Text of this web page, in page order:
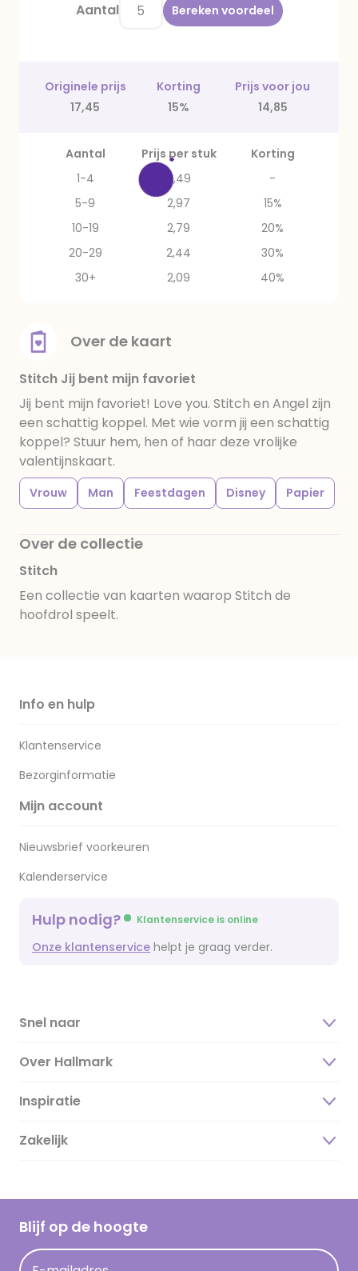
Aantal Bereken voordeel
Originele prijs Korting
Prijs voor jou
17,45
15% 14,85
Aantal Prijs per stuk
Korting
1-4
3,49
-
5-9
2,97
15%
10-19
2,79
20%
20-29
2,44
30%
30+
2,09 40%
Over de kaart
Stitch Jij bent mijn favoriet
Jij bent mijn favoriet! Love you. Stitch en Angel zijn
een schattig koppel. Met wie vorm jij een schattig
koppel? Stuur hem, hen of haar deze vrolijke
valentijnskaart.
Vrouw Man Feestdagen Disney Papier
Over de collectie
Stitch
Een collectie van kaarten waarop Stitch de
hoofdrol speelt.
Info en hulp
Klantenservice
Bezorginformatie
Mijn account
Nieuwsbrief voorkeuren
Kalenderservice
Hulp nodig? Klantenservice is online
Onze klantenservice helpt je graag verder.
Snel naar
Over Hallmark
Over ons
Duurzaamheid
Hallmark Kaartclub
Acties
Inspiratie
Magazine
Cadeau inspiratie
Kaartinspiratie
Zakelijk
Blijf op de hoogte